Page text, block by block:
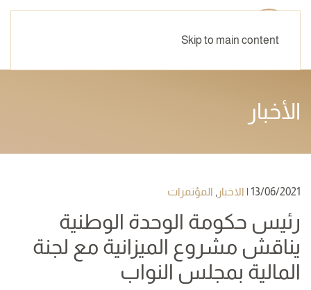
Skip to main content
الأخبار
13/06/2021
| الاخبار , المؤتمرات
رئيس حكومة الوحدة الوطنية
يناقش مشروع الميزانية مع لجنة
المالية بمجلس النواب